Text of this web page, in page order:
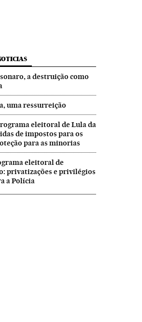
a destruição como
uma ressurreição
eleitoral de Lula da
de impostos para os
para as minorias
eleitoral de
privatizações e privilégios
a Polícia